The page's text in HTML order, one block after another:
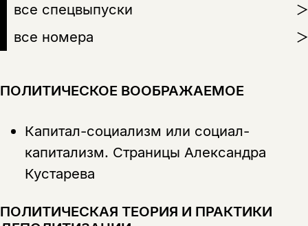
все спецвыпуски
все номера
ПОЛИТИЧЕСКОЕ ВООБРАЖАЕМОЕ
Капитал-социализм или социал-
капитализм. Страницы Александра
Кустарева
ПОЛИТИЧЕСКАЯ ТЕОРИЯ И ПРАКТИКИ